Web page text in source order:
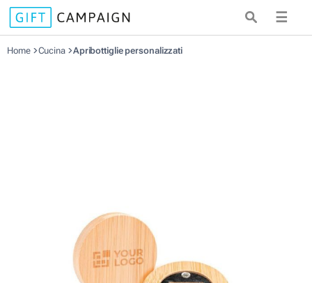
☰
Home Cucina Apribottiglie personalizzati